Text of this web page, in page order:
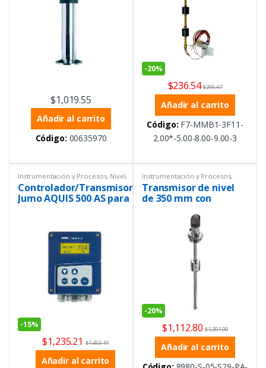
$1,019.55
Añadir al carrito
Código: 00635970
-20%
$236.54 $295.67
Añadir al carrito
Código: F7-MMB1-3F11-
2.00*-5.00-8.00-9.00-3
Instrumentación y Procesos, Nivel,
Transmisor
Controlador/Transmisor
Jumo AQUIS 500 AS para
-15%
$1,235.21 $1,453.19
Añadir al carrito
Instrumentación y Procesos,
Nivel Transmisor
Transmisor de nivel
de 350 mm con
-20%
$1,112.80 $1,391.00
Añadir al carrito